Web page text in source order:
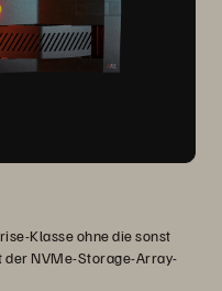
Klasse ohne die sonst
NVMe-Storage-Array-